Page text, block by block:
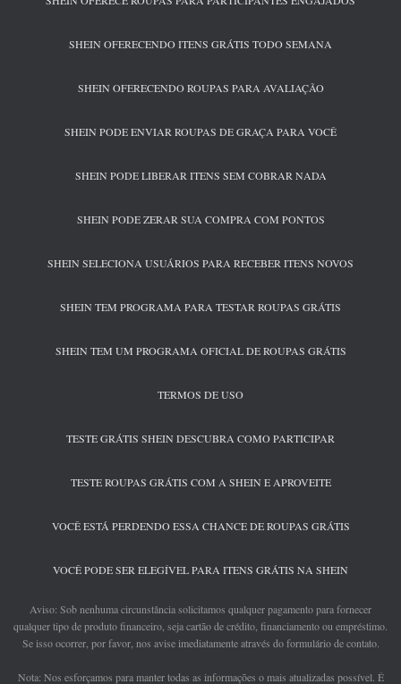
SHEIN OFERECENDO ITENS GRÁTIS TODO SEMANA
SHEIN OFERECENDO ROUPAS PARA AVALIAÇÃO
SHEIN PODE ENVIAR ROUPAS DE GRAÇA PARA VOCÊ
SHEIN PODE LIBERAR ITENS SEM COBRAR NADA
SHEIN PODE ZERAR SUA COMPRA COM PONTOS
SHEIN SELECIONA USUÁRIOS PARA RECEBER ITENS NOVOS
SHEIN TEM PROGRAMA PARA TESTAR ROUPAS GRÁTIS
SHEIN TEM UM PROGRAMA OFICIAL DE ROUPAS GRÁTIS
TERMOS DE USO
TESTE GRÁTIS SHEIN DESCUBRA COMO PARTICIPAR
TESTE ROUPAS GRÁTIS COM A SHEIN E APROVEITE
VOCÊ ESTÁ PERDENDO ESSA CHANCE DE ROUPAS GRÁTIS
VOCÊ PODE SER ELEGÍVEL PARA ITENS GRÁTIS NA SHEIN
Aviso: Sob nenhuma circunstância solicitamos qualquer pagamento para fornecer
qualquer tipo de produto financeiro, seja cartão de crédito, financiamento ou empréstimo.
Se isso ocorrer, por favor, nos avise imediatamente através do formulário de contato.
Nota: Nos esforçamos para manter todas as informações o mais atualizadas possível. É